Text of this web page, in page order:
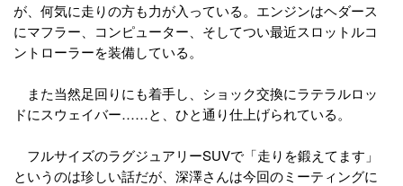
が、何気に走りの方も力が入っている。エンジンはヘダース
にマフラー、コンピューター、そしてつい最近スロットルコ
ントローラーを装備している。
また当然足回りにも着手し、ショック交換にラテラルロッ
ドにスウェイバー……と、ひと通り仕上げられている。
フルサイズのラグジュアリーSUVで「走りを鍛えてます」
というのは珍しい話だが、深澤さんは今回のミーティングに